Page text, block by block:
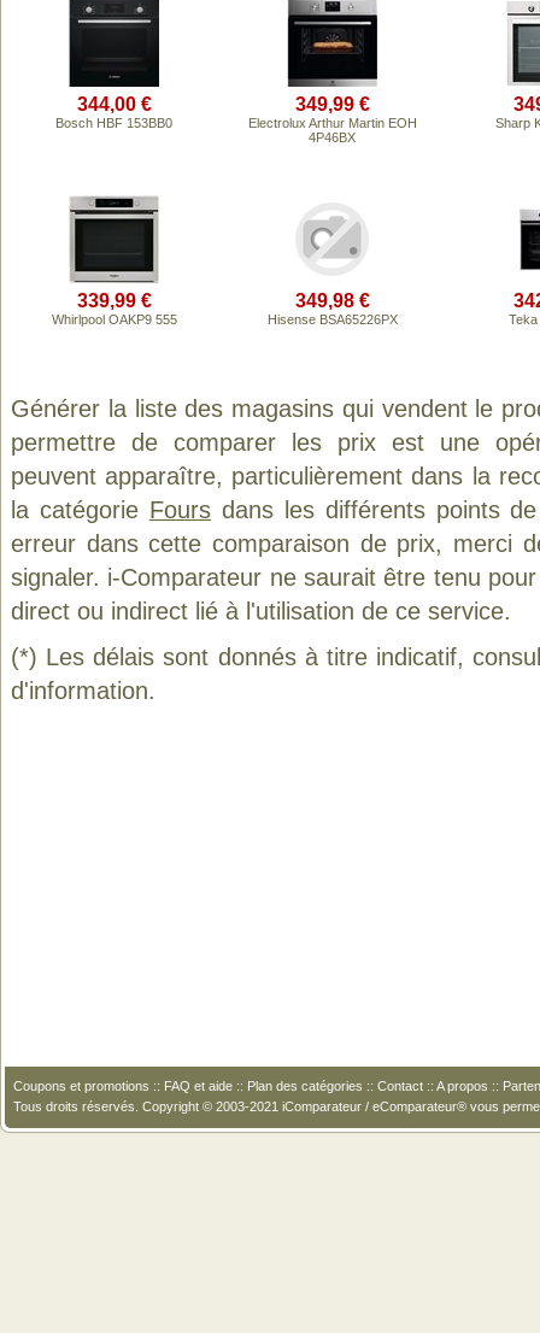
344,00 €
Bosch HBF 153BB0
349,99 €
Electrolux Arthur Martin EOH
4P46BX
Sharp
339,99 €
Whirlpool OAKP9 555
349,98 €
Hisense BSA65226PX Teka
Générer la liste des magasins qui vendent le
permettre de comparer les prix est une
peuvent apparaître, particulièrement dans la
la catégorie Foursdans les différents points
erreur dans cette comparaison de prix, merci
signaler. i-Comparateur ne saurait être tenu
direct ou indirect lié à l'utilisation de ce service.
(*) Les délais sont donnés à titre indicatif,
d'information.
Coupons et promotions :: FAQ et aide :: Plan des catégories :: Contact :: A propos ::
Tous droits réservés. Copyright © 2003-2021 iComparateur / eComparateur® vous